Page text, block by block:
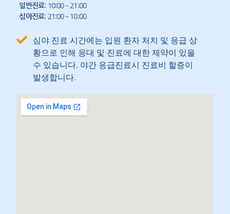
일반진료: 10:00 – 21:00
심야진료: 21:00 – 10:00
심야 진료 시간에는 입원 환자 처치 및 응급 상
황으로 인해 응대 및 진료에 대한 제약이 있을
수 있습니다. 야간 응급진료시 진료비 할증이
발생합니다.